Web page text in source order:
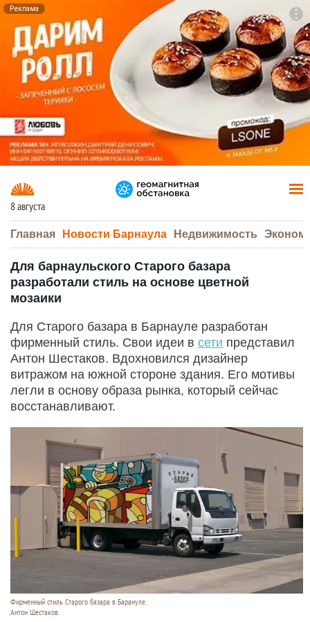
Реклама
8 августа
Главная Новости Барнаула Недвижимость
Для барнаульского Старого базара
разработали стиль на основе цветной
мозаики
Для Старого базара в Барнауле разработан
фирменный стиль. Свои идеи в сети представил
Антон Шестаков. Вдохновился дизайнер
витражом на южной стороне здания. Его мотивы
легли в основу образа рынка, который сейчас
восстанавливают.
Фирменный стиль Старого базара в Барануле.
Антон Шестаков.